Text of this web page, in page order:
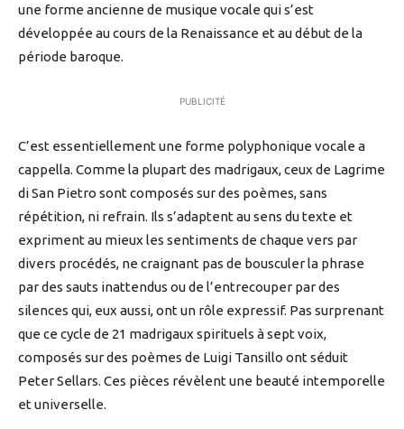
une forme ancienne de musique vocale qui s’est
développée au cours de la Renaissance et au début de la
période baroque.
PUBLICITÉ
C’est essentiellement une forme polyphonique vocale a
cappella. Comme la plupart des madrigaux, ceux de Lagrime
di San Pietro sont composés sur des poèmes, sans
répétition, ni refrain. Ils s’adaptent au sens du texte et
expriment au mieux les sentiments de chaque vers par
divers procédés, ne craignant pas de bousculer la phrase
par des sauts inattendus ou de l’entrecouper par des
silences qui, eux aussi, ont un rôle expressif. Pas surprenant
que ce cycle de 21 madrigaux spirituels à sept voix,
composés sur des poèmes de Luigi Tansillo ont séduit
Peter Sellars. Ces pièces révèlent une beauté intemporelle
et universelle.